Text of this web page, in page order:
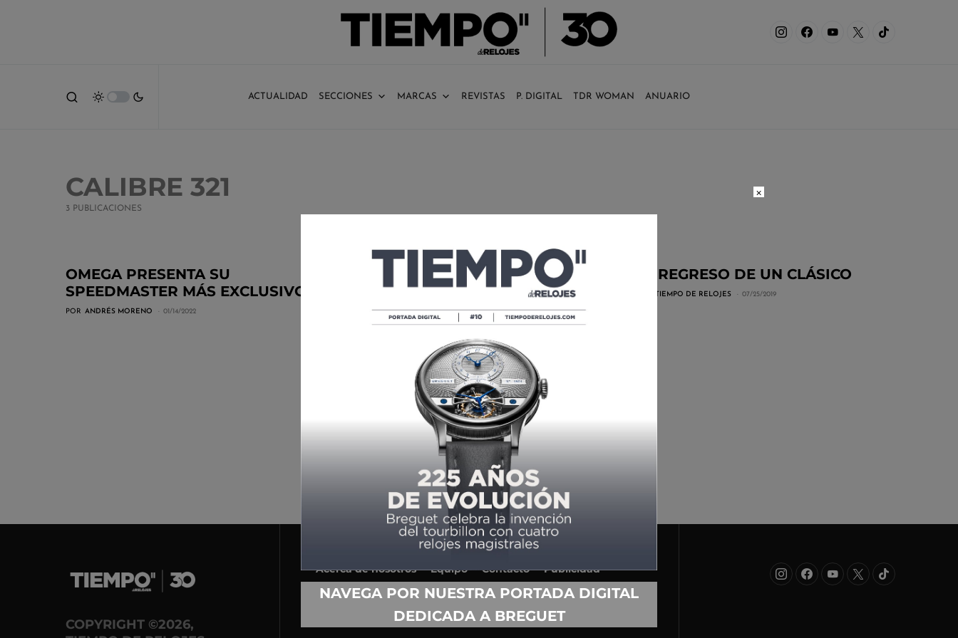
ACTUALIDAD SECCIONES MARCAS REVISTAS P. DIGITAL TDR WOMAN ANUARIO
CALIBRE 321
3 PUBLICACIONES
OMEGA PRESENTA SU
SPEEDMASTER MÁS EXCLUSIVO
POR ANDRÉS MORENO 01/14/2022
MOONWATCH 321, EN ÓRBITA DE
NUEVO
TIEMPO DE RELOJES 02/04/2020
EL REGRESO DE UN CLÁSICO
TIEMPO DE RELOJES 07/25/2019
COPYRIGHT ©2026,
Acerca de nosotros Equipo Contacto
Publicidad
Anuario
Términos y condiciones de uso
×
NAVEGA POR NUESTRA PORTADA DIGITAL
DEDICADA A BREGUET